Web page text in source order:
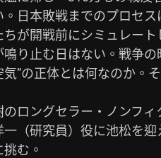
。日本敗戦までのプロセ
ちが開戦前にシミュレー
鳴り止む日はない。戦争
気”の正体とは何なのか。
のロングセラー・ノンフ
一（研究員）役に池松を
挑む。